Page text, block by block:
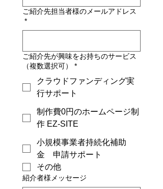
ご紹介先担当者様のメールアドレス
*
ご紹介先が興味をお持ちのサービス
（複数選択可）
*
クラウドファンディング実
行サポート
制作費0円のホームページ制
作 EZ-SITE
小規模事業者持続化補助
金 申請サポート
その他
紹介者様メッセージ